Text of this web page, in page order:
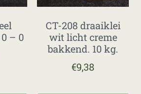
– 0
CT-208 draaiklei
wit licht creme
bakkend. 10 kg.
€9,38